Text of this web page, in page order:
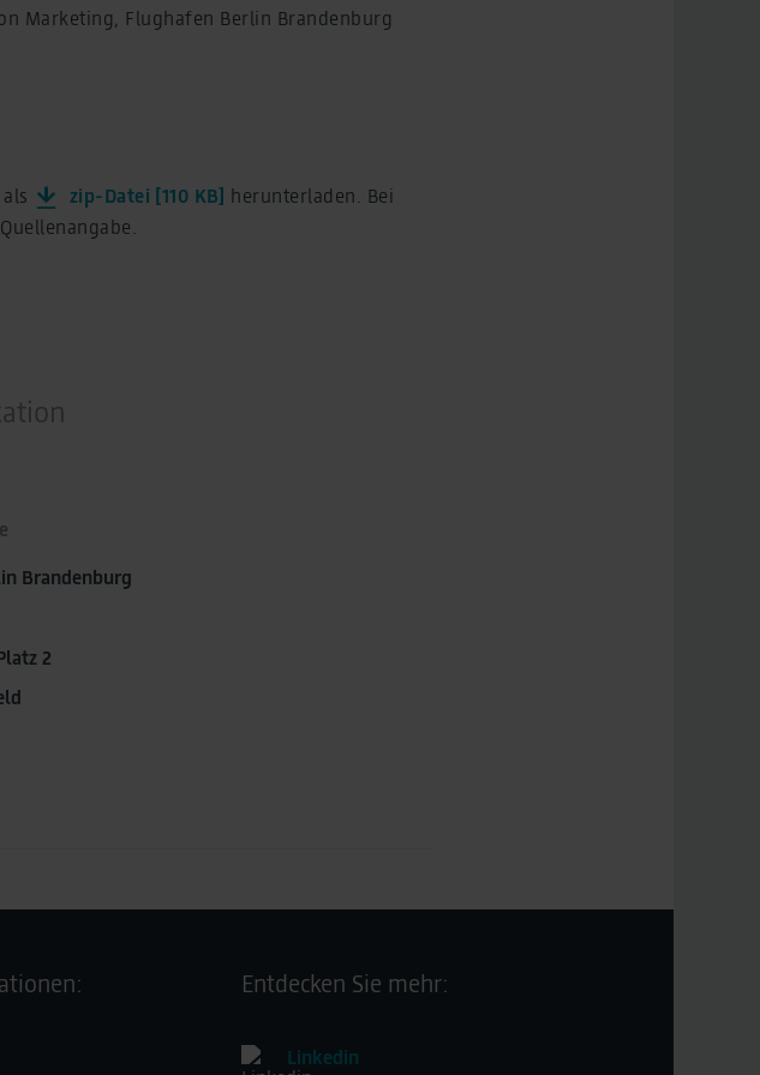
Marketing, Flughafen Berlin Brandenburg
zip-Datei [110 KB] herunterladen. Bei
Brandenburg
2
Entdecken Sie mehr:
Linkedin